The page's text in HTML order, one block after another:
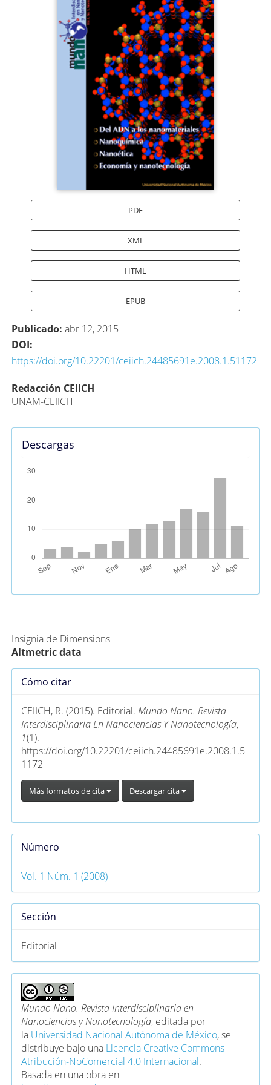
artículo
PDF
XML
HTML
EPUB
Publicado: abr 12, 2015
DOI:
https://doi.org/10.22201/ceiich.24485691e.2008.1.51172
Contenido
principal
del
artículo
Redacción CEIICH
UNAM-CEIICH
Descargas
Insignia de Dimensions
Altmetric data
Detalles
artículo
Cómo citar
CEIICH, R. (2015). Editorial. Mundo Nano. Revista
Interdisciplinaria En Nanociencias Y Nanotecnología,
1(1).
https://doi.org/10.22201/ceiich.24485691e.2008.1.5
1172
Más formatos de cita Descargar cita
Número
Vol. 1 Núm. 1 (2008)
Sección
Editorial
Mundo Nano. Revista Interdisciplinaria en
Nanociencias y Nanotecnología, editada por
la Universidad Nacional Autónoma de México, se
distribuye bajo una Licencia Creative Commons
Atribución-NoComercial 4.0 Internacional.
Basada en una obra en